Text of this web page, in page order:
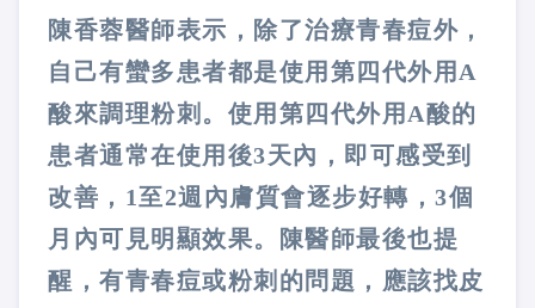
陳香蓉醫師表示，除了治療青春痘外，
自己有蠻多患者都是使用第四代外用A
酸來調理粉刺。使用第四代外用A酸的
患者通常在使用後3天內，即可感受到
改善，1至2週內膚質會逐步好轉，3個
月內可見明顯效果。陳醫師最後也提
醒，有青春痘或粉刺的問題，應該找皮